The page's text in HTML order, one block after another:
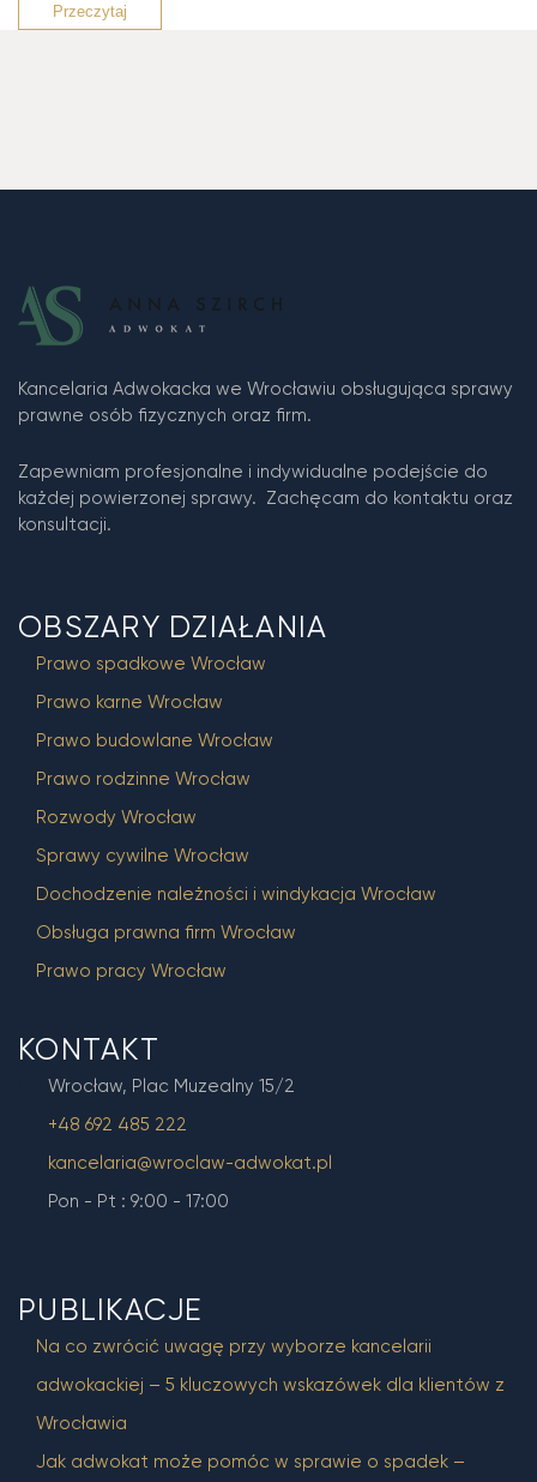
Przeczytaj
Kancelaria Adwokacka we Wrocławiu obsługująca sprawy
prawne osób fizycznych oraz firm.
Zapewniam profesjonalne i indywidualne podejście do
każdej powierzonej sprawy. Zachęcam do kontaktu oraz
konsultacji.
OBSZARY DZIAŁANIA
Prawo spadkowe Wrocław
Prawo karne Wrocław
Prawo budowlane Wrocław
Prawo rodzinne Wrocław
Rozwody Wrocław
Sprawy cywilne Wrocław
Dochodzenie należności i windykacja Wrocław
Obsługa prawna firm Wrocław
Prawo pracy Wrocław
KONTAKT
Wrocław, Plac Muzealny 15/2
+48 692 485 222
kancelaria@wroclaw-adwokat.pl
Pon - Pt : 9:00 - 17:00
PUBLIKACJE
Na co zwrócić uwagę przy wyborze kancelarii
adwokackiej – 5 kluczowych wskazówek dla klientów z
Wrocławia
Jak adwokat może pomóc w sprawie o spadek –